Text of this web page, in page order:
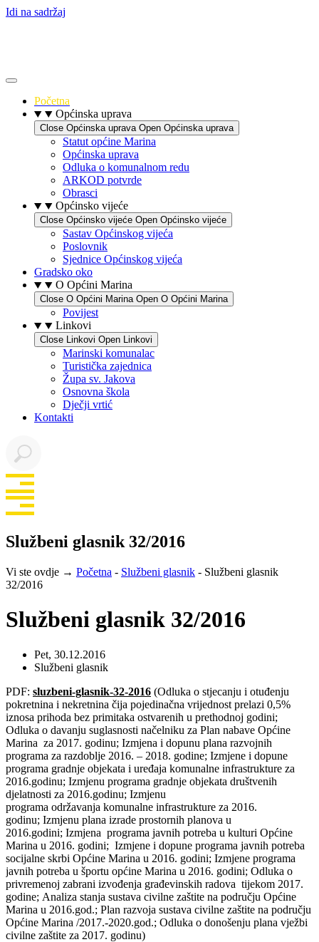
Idi na sadržaj
Početna
Općinska uprava
Close Općinska uprava Open Općinska uprava
Statut općine Marina
Općinska uprava
Odluka o komunalnom redu
ARKOD potvrde
Obrasci
Općinsko vijeće
Close Općinsko vijeće Open Općinsko vijeće
Sastav Općinskog vijeća
Poslovnik
Sjednice Općinskog vijeća
Gradsko oko
O Općini Marina
Close O Općini Marina Open O Općini Marina
Povijest
Linkovi
Close Linkovi Open Linkovi
Marinski komunalac
Turistička zajednica
Župa sv. Jakova
Osnovna škola
Dječji vrtić
Kontakti
Službeni glasnik 32/2016
Vi ste ovdje → Početna - Službeni glasnik - Službeni glasnik
32/2016
Službeni glasnik 32/2016
Pet, 30.12.2016
Službeni glasnik
PDF: sluzbeni-glasnik-32-2016 (Odluka o stjecanju i otuđenju
pokretnina i nekretnina čija pojedinačna vrijednost prelazi 0,5%
iznosa prihoda bez primitaka ostvarenih u prethodnoj godini;
Odluka o davanju suglasnosti načelniku za Plan nabave Općine
Marina za 2017. godinu; Izmjena i dopunu plana razvojnih
programa za razdoblje 2016. – 2018. godine; Izmjene i dopune
programa gradnje objekata i uređaja komunalne infrastrukture za
2016.godinu; Izmjenu programa gradnje objekata društvenih
djelatnosti za 2016.godinu; Izmjenu
programa održavanja komunalne infrastrukture za 2016.
godinu; Izmjenu plana izrade prostornih planova u
2016.godini; Izmjena programa javnih potreba u kulturi Općine
Marina u 2016. godini; Izmjene i dopune programa javnih potreba
socijalne skrbi Općine Marina u 2016. godini; Izmjene programa
javnih potreba u športu općine Marina u 2016. godini; Odluka o
privremenoj zabrani izvođenja građevinskih radova tijekom 2017.
godine; Analiza stanja sustava civilne zaštite na području Općine
Marina u 2016.god.; Plan razvoja sustava civilne zaštite na području
Općine Marina /2017.-2020.god.; Odluka o donošenju plana vježbi
civilne zaštite za 2017. godinu)